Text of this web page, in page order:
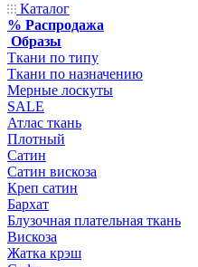
Каталог
% Распродажа
Образы
Ткани по типу
Ткани по назначению
Мерные лоскуты
SALE
Атлас ткань
Плотный
Сатин
Сатин вискоза
Креп сатин
Бархат
Блузочная плательная ткань
Вискоза
Жатка крэш